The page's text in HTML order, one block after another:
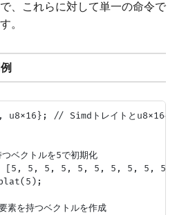
、これらに対して単一の命令で
。
// Simdトレイトとu8x16ベク
ベクトルを5で初期化
: [5, 5, 5, 5, 5, 5, 5, 5, 5,
を持つベクトルを作成